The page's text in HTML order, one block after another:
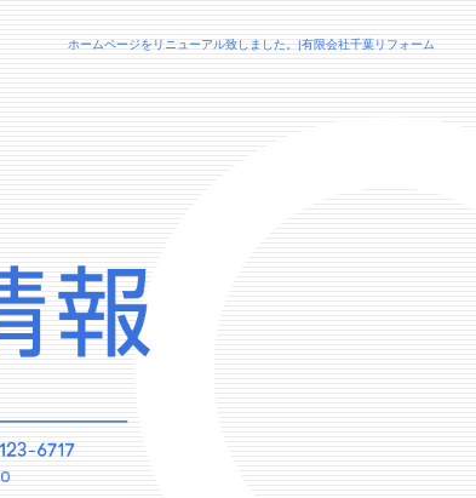
ホームページをリニューアル致しました。|有限会社千葉リフォーム